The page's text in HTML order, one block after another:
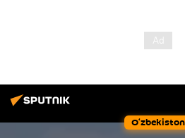
O‘zbekiston